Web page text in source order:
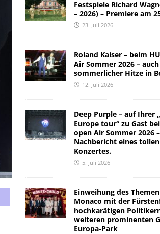
Festspiele Richard
– 2026) – Premiere am
23. Juli 2026
Roland Kaiser – beim
Air Sommer 2026 –
sommerlicher Hitze in
12. Juli 2026
Deep Purple – auf Ihrer
Europe tour“ zu Gast
open Air Sommer 2026
Nachbericht eines tollen
Konzertes.
5. Juli 2026
Einweihung des
Monaco mit der
hochkarätigen
weiteren prominenten
Europa-Park